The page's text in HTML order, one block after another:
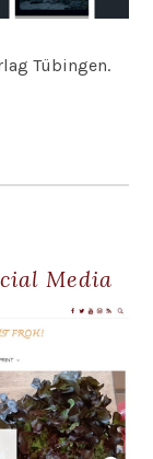
Tübingen.
Media